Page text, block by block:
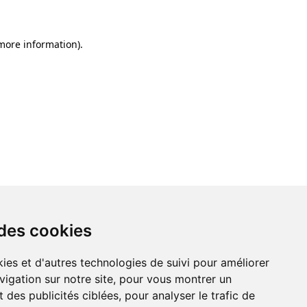
cookies
et d'autres technologies de suivi pour améliorer
sur notre site, pour vous montrer un
des publicités ciblées, pour analyser le trafic de
information).